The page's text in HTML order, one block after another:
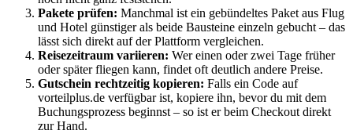
Pakete prüfen: Manchmal ist ein gebündeltes Paket aus Flug
und Hotel günstiger als beide Bausteine einzeln gebucht – das
lässt sich direkt auf der Plattform vergleichen.
Reisezeitraum variieren: Wer einen oder zwei Tage früher
oder später fliegen kann, findet oft deutlich andere Preise.
Gutschein rechtzeitig kopieren: Falls ein Code auf
vorteilplus.de verfügbar ist, kopiere ihn, bevor du mit dem
Buchungsprozess beginnst – so ist er beim Checkout direkt
zur Hand.